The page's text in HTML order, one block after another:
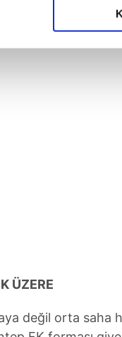
ÜZERE
değil orta saha